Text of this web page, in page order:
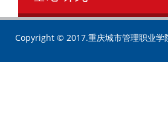
Copyright © 2017.重庆城市管理职业